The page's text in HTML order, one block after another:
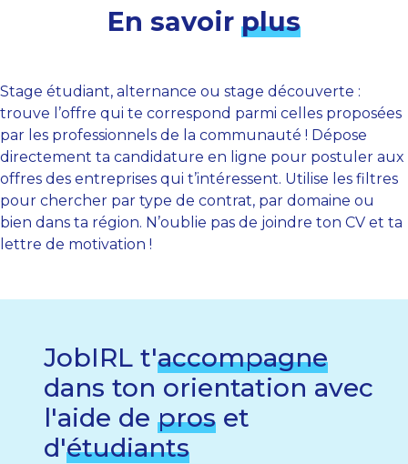
En savoir plus
Stage étudiant, alternance ou stage découverte :
trouve l’offre qui te correspond parmi celles proposées
par les professionnels de la communauté ! Dépose
directement ta candidature en ligne pour postuler aux
offres des entreprises qui t’intéressent. Utilise les filtres
pour chercher par type de contrat, par domaine ou
bien dans ta région. N’oublie pas de joindre ton CV et ta
lettre de motivation !
JobIRL t'accompagne
dans ton orientation avec
l'aide de pros et
d'étudiants